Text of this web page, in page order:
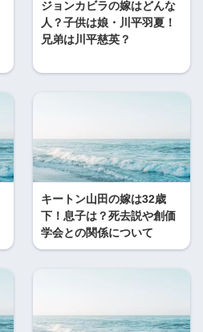
ジョンカビラの嫁はどんな
人？子供は娘・川平羽夏！
兄弟は川平慈英？
キートン山田の嫁は32歳
下！息子は？死去説や創価
学会との関係について